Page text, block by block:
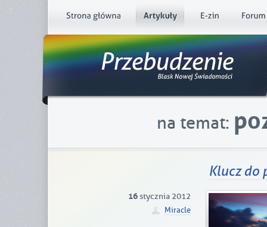
na temat:
Klucz do
16stycznia 2012
Miracle